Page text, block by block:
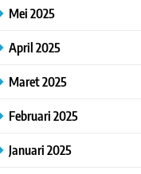
Mei 2025
April 2025
Maret 2025
Februari 2025
Januari 2025